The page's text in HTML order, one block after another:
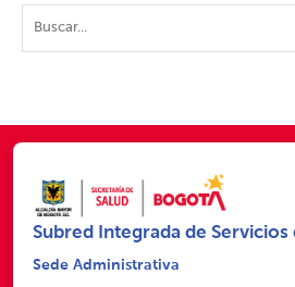
Subred Integrada de Servicios
Sede Administrativa